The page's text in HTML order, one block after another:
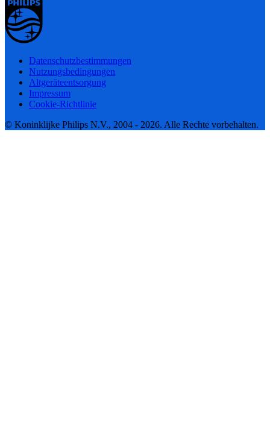
Datenschutzbestimmungen
Nutzungsbedingungen
Altgeräteentsorgung
Impressum
Cookie-Richtlinie
© Koninklijke Philips N.V., 2004 - 2026. Alle Rechte vorbehalten.